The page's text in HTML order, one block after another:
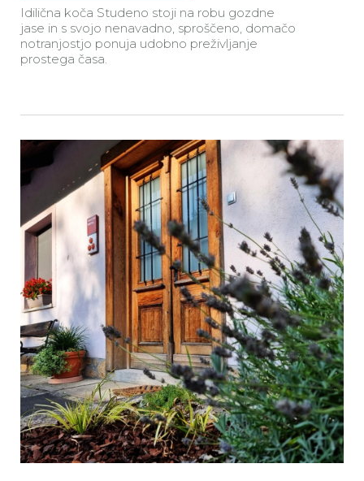
Idilična koča Studeno stoji na robu gozdne
jase in s svojo nenavadno, sproščeno, domačo
notranjostjo ponuja udobno preživljanje
prostega časa.